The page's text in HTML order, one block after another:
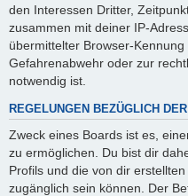
den Interessen Dritter,
zusammen mit deiner IP-
übermittelter Browser-
Gefahrenabwehr oder zur
notwendig ist.
REGELUNGEN BEZÜGLICH
Zweck eines Boards ist es,
zu ermöglichen. Du bist dir
Profils und die von dir
zugänglich sein können. Der